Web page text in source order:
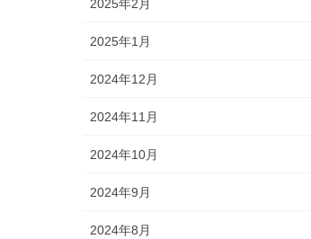
2025年2月
2025年1月
2024年12月
2024年11月
2024年10月
2024年9月
2024年8月